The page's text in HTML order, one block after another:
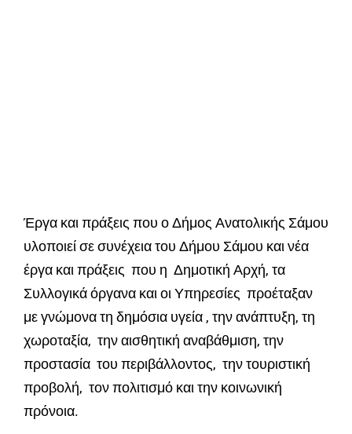
Έργα και πράξεις που ο Δήμος Ανατολικής Σάμου
υλοποιεί σε συνέχεια του Δήμου Σάμου και νέα
έργα και πράξεις που η Δημοτική Αρχή, τα
Συλλογικά όργανα και οι Υπηρεσίες προέταξαν
με γνώμονα τη δημόσια υγεία , την ανάπτυξη, τη
χωροταξία, την αισθητική αναβάθμιση, την
προστασία του περιβάλλοντος, την τουριστική
προβολή, τον πολιτισμό και την κοινωνική
πρόνοια.